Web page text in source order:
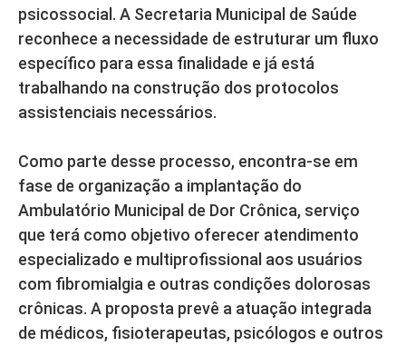
psicossocial. A Secretaria Municipal de Saúde
reconhece a necessidade de estruturar um fluxo
específico para essa finalidade e já está
trabalhando na construção dos protocolos
assistenciais necessários.
Como parte desse processo, encontra-se em
fase de organização a implantação do
Ambulatório Municipal de Dor Crônica, serviço
que terá como objetivo oferecer atendimento
especializado e multiprofissional aos usuários
com fibromialgia e outras condições dolorosas
crônicas. A proposta prevê a atuação integrada
de médicos, fisioterapeutas, psicólogos e outros